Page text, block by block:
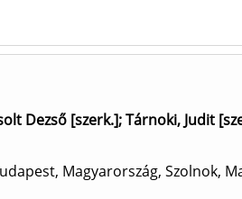
Dezső [szerk.];Tárnoki, Judit
Magyarország, Szolnok,